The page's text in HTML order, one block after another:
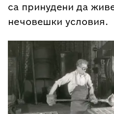
са принудени да
нечовешки условия.